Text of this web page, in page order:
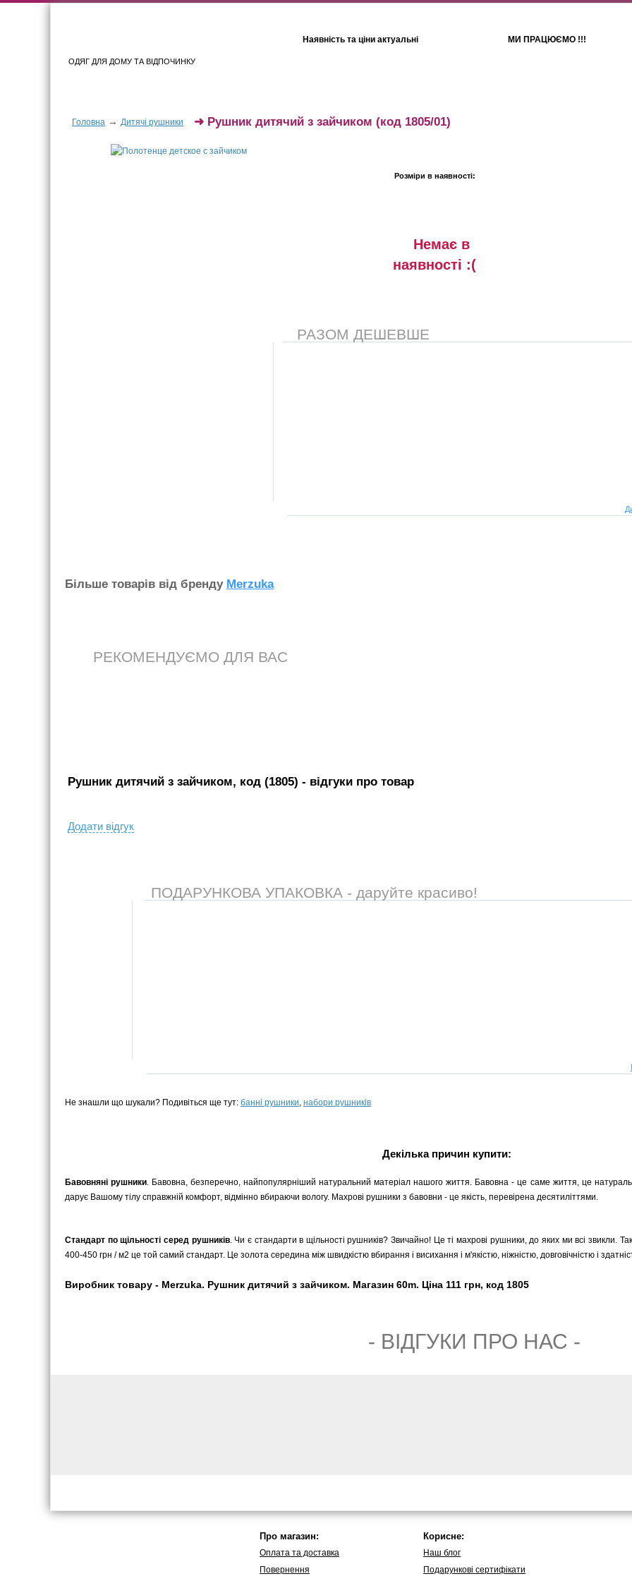
ОДЯГ ДЛЯ ДОМУ ТА ВІДПОЧИНКУ
Наявність та ціни актуальні МИ ПРАЦЮЄМО !!!
Головна → Дитячі рушники ➜ Рушник дитячий з зайчиком (код 1805/01)
Розміри в наявності:
Немає в
наявностi :(
РАЗОМ ДЕШЕВШЕ
Бiльше товарiв вiд бренду Merzuka
РЕКОМЕНДУЄМО ДЛЯ ВАС
Рушник дитячий з зайчиком, код (1805) - вiдгуки про товар
Додати вiдгук
ПОДАРУНКОВА УПАКОВКА - даруйте красиво!
Не знашли що шукали? Подивіться ще тут: банні рушники, набори рушників
Декілька причин купити:
Бавовняні рушники. Бавовна, безперечно, найпопулярніший натуральний матеріал нашого життя. Бавовна - це саме життя, це
дарує Вашому тілу справжній комфорт, відмінно вбираючи вологу. Махрові рушники з бавовни - це якість, перевірена десятиліттями.
Стандарт по щільності серед рушників. Чи є стандарти в щільності рушників? Звичайно! Це ті махрові рушники, до яких ми всі звикли.
400-450 грн / м2 це той самий стандарт. Це золота середина між швидкістю вбирання і висихання і м'якістю, ніжністю, довговічністю і
Виробник товару - Merzuka. Рушник дитячий з зайчиком. Магазин 60m. Ціна 111 грн, код 1805
- ВIДГУКИ ПРО НАС -
Про магазин:
Оплата та доставка
Повернення
Корисне:
Наш блог
Подарункові сертифікати